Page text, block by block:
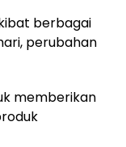
berbagai
perubahan
memberikan